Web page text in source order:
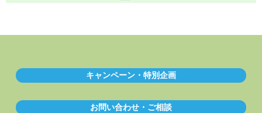
キャンペーン・特別企画
お問い合わせ・ご相談